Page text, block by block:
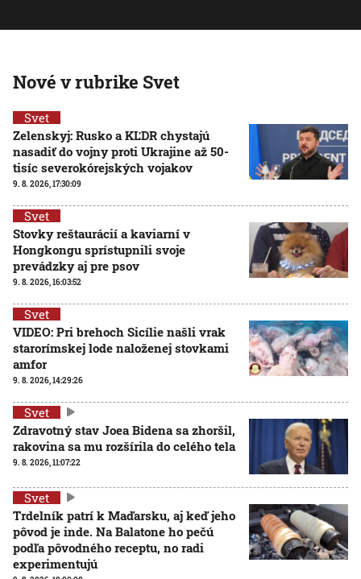
Nové v rubrike Svet
Svet
Zelenskyj: Rusko a KĽDR chystajú
nasadiť do vojny proti Ukrajine až 50-
tisíc severokórejských vojakov
9. 8. 2026, 17:30:09
Svet
Stovky reštaurácií a kaviarní v
Hongkongu sprístupnili svoje
prevádzky aj pre psov
9. 8. 2026, 16:03:52
Svet
VIDEO: Pri brehoch Sicílie našli vrak
starorímskej lode naloženej stovkami
amfor
9. 8. 2026, 14:29:26
Svet
Zdravotný stav Joea Bidena sa zhoršil,
rakovina sa mu rozšírila do celého tela
9. 8. 2026, 11:07:22
Svet
Trdelník patrí k Maďarsku, aj keď jeho
pôvod je inde. Na Balatone ho pečú
podľa pôvodného receptu, no radi
experimentujú